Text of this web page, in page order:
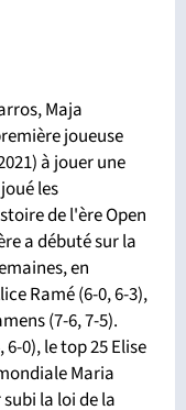
Maja
joueuse
à jouer une
les
de l'ère Open
a débuté sur la
en
Ramé (6-0, 6-3),
(7-6, 7-5).
0), le top 25 Elise
Maria
la loi de la